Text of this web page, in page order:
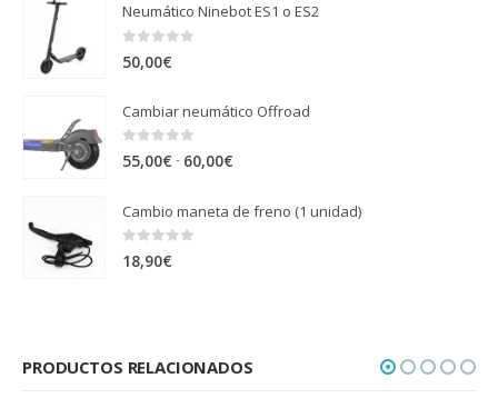
Neumático Ninebot ES1 o ES2
50,00€
Cambiar neumático Offroad
0out of 5
55,00€ - 60,00€
precios:
Cambio maneta de freno (1 unidad)
0 out of 5
18,90€
PRODUCTOS RELACIONADOS